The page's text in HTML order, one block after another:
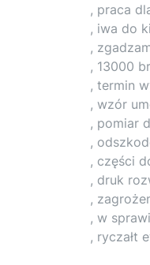
, praca
, iwa do
,
, 13000
, termin
, wzór
, pomiar
,
, części
, druk
,
, w
, ryczałt